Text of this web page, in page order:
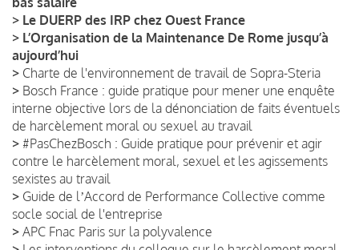
> Le DUERP des IRP chez Ouest France
> L’Organisation de la Maintenance De Rome jusqu’à
aujourd’hui
> Charte de l'environnement de travail de Sopra-Steria
> Bosch France : guide pratique pour mener une enquête
interne objective lors de la dénonciation de faits éventuels
de harcèlement moral ou sexuel au travail
> #PasChezBosch : Guide pratique pour prévenir et agir
contre le harcèlement moral, sexuel et les agissements
sexistes au travail
> Guide de lʼAccord de Performance Collective comme
socle social de l'entreprise
> APC Fnac Paris sur la polyvalence